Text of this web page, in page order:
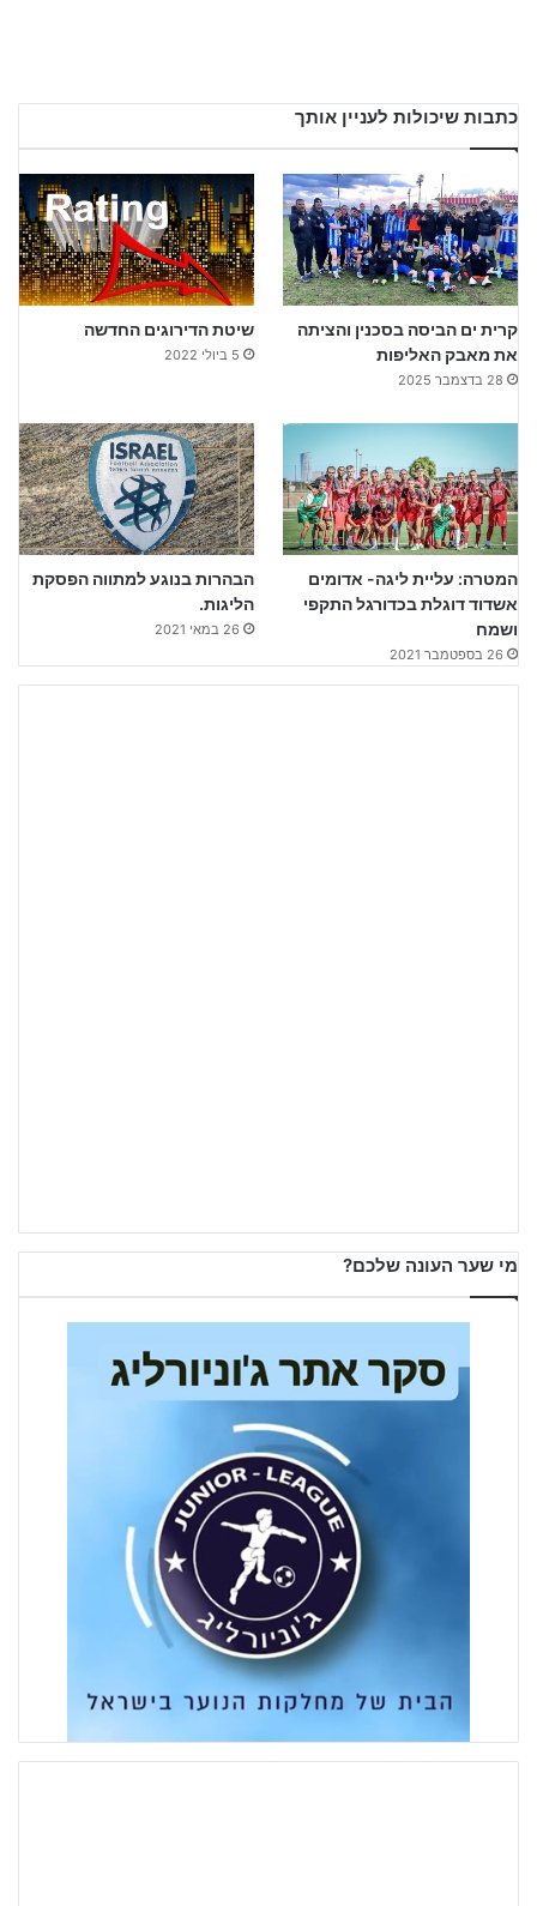
כתבות שיכולות לעניין אותך
קרית ים הביסה בסכנין והציתה
את מאבק האליפות
28 בדצמבר 2025
שיטת הדירוגים החדשה
5 ביולי 2022
המטרה: עליית ליגה- אדומים
אשדוד דוגלת בכדורגל התקפי
ושמח
26 בספטמבר 2021
הבהרות בנוגע למתווה הפסקת
הליגות.
26 במאי 2021
מי שער העונה שלכם?